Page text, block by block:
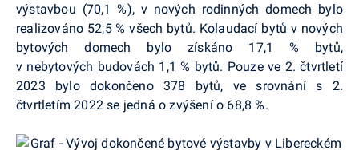
výstavbou (70,1 %), v nových rodinných domech bylo
realizováno 52,5 % všech bytů. Kolaudací bytů v nových
bytových domech bylo získáno 17,1 % bytů,
v nebytových budovách 1,1 % bytů. Pouze ve 2. čtvrtletí
2023 bylo dokončeno 378 bytů, ve srovnání s 2.
čtvrtletím 2022 se jedná o zvýšení o 68,8 %.